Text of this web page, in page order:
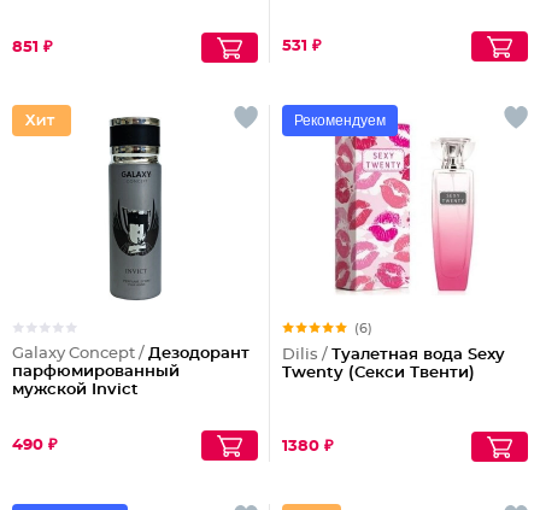
851 ₽ 531 ₽
Galaxy Concept / Дезодорант
парфюмированный
мужской Invict
490 ₽
Рекомендуем
(6)
Dilis / Туалетная вода Sexy
Twenty (Секси Твенти)
1380 ₽